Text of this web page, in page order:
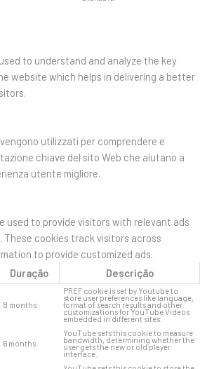
to understand and analyze the key
website which helps in delivering a better
utilizzati per comprendere e
chiave del sito Web che aiutano a
utente migliore.
used to provide visitors with relevant ads
These cookies track visitors across
to provide customized ads.
Duração Descrição
8 months
PREF cookie is set by Youtube to
store user preferences like language,
format of search results and other
customizations for YouTube Videos
embedded in different sites.
6 months
YouTube sets this cookie to measure
bandwidth, determining whether the
user gets the new or old player
interface.